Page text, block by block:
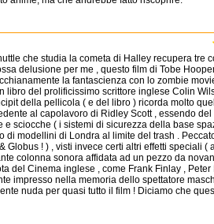
che studia la cometa di Halley recupera tre
delusione per me , questo film di Tobe
la fantascienza con lo zombie
libro del prolificissimo scrittore inglese Colin
della pellicola ( e del libro ) ricorda molto
al capolavoro di Ridley Scott , essendo
sciocche ( i sistemi di sicurezza della base
di modellini di Londra al limite del trash .
Globus ! ) , visti invece certi altri effetti speciali (
colonna sonora affidata ad un pezzo da
del Cinema inglese , come Frank Finlay , Peter
impresso nella memoria dello spettatore
nuda per quasi tutto il film ! Diciamo che